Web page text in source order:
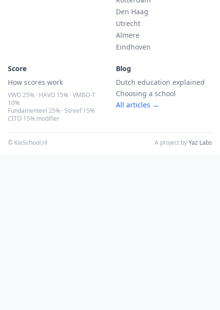
Den Haag
Utrecht
Almere
Eindhoven
Score
How scores work
VWO 25% · HAVO 15% · VMBO-T
10%
Fundamenteel 25% · Streef 15%
CITO 15% modifier
Blog
Dutch education explained
Choosing a school
All articles →
© KieSchool.nl A project byYaz Labs